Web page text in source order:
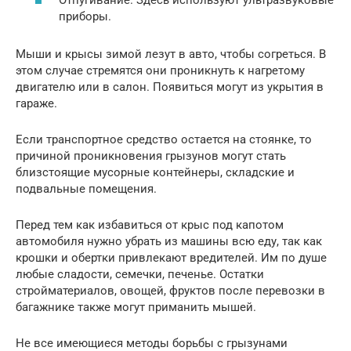
приборы.
Мыши и крысы зимой лезут в авто, чтобы согреться. В
этом случае стремятся они проникнуть к нагретому
двигателю или в салон. Появиться могут из укрытия в
гараже.
Если транспортное средство остается на стоянке, то
причиной проникновения грызунов могут стать
близстоящие мусорные контейнеры, складские и
подвальные помещения.
Перед тем как избавиться от крыс под капотом
автомобиля нужно убрать из машины всю еду, так как
крошки и обертки привлекают вредителей. Им по душе
любые сладости, семечки, печенье. Остатки
стройматериалов, овощей, фруктов после перевозки в
багажнике также могут приманить мышей.
Не все имеющиеся методы борьбы с грызунами